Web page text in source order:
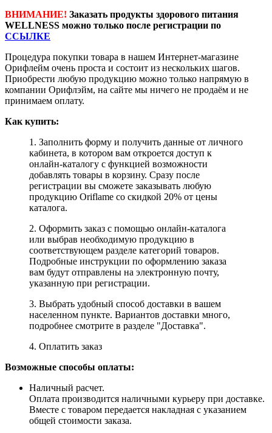
ВНИМАНИЕ! Заказать продукты здорового питания
WELLNESS можно только после регистрации по
ССЫЛКЕ
Процедура покупки товара в нашем Интернет-магазине
Орифлейм очень проста и состоит из нескольких шагов.
Приобрести любую продукцию можно только напрямую в
компании Орифлэйм, на сайте мы ничего не продаём и не
принимаем оплату.
Как купить:
1. Заполнить форму и получить данные от личного
кабинета, в котором вам откроется доступ к
онлайн-каталогу с функцией возможности
добавлять товары в корзину. Сразу после
регистрации вы сможете заказывать любую
продукцию Oriflame со скидкой 20% от цены
каталога.
2. Оформить заказ с помощью онлайн-каталога
или выбрав необходимую продукцию в
соответствующем разделе категорий товаров.
Подробные инструкции по оформлению заказа
вам будут отправлены на электронную почту,
указанную при регистрации.
3. Выбрать удобный способ доставки в вашем
населенном пункте. Вариантов доставки много,
подробнее смотрите в разделе "Доставка".
4. Оплатить заказ
Возможные способы оплаты:
Наличный расчет.
Оплата производится наличными курьеру при доставке.
Вместе с товаром передается накладная с указанием
общей стоимости заказа.